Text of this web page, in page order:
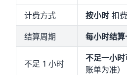
计费方式 按小时 扣费
结算周期 每小时结算
不足 1 小时
不足一小
账单为准）